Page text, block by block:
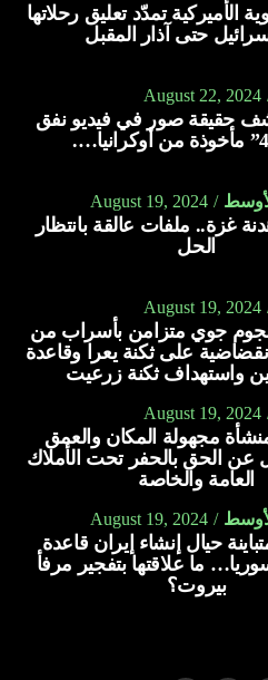
الأميركية تمدّد تعليق رحلاتها
حتى آذار المقبل
August 22, 2024
حقيقة صور في فيديو نفق
August 19, 2024
غزة.. ملفات عالقة بانتظار
الحل
August 19, 2024
جوي متزامن بأسراب من
على ثكنة يعرا وقاعدة
واستهداف ثكنة زرعيت
August 19, 2024
4” منشأة مجهولة المكان والعمق
عن الحق بالحفر تحت الأملاك
العامة والخاصة
August 19, 2024
حيال إنشاء إيران قاعدة
ما علاقتها بتفجير مرفأ
بيروت؟